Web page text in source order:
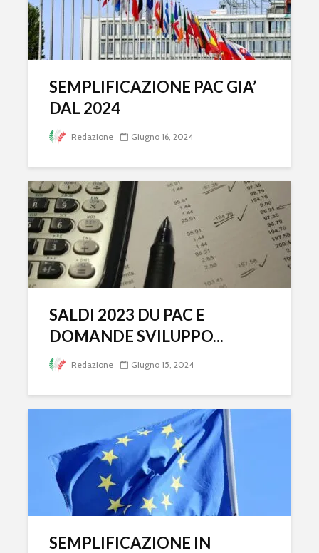
SEMPLIFICAZIONE PAC GIA’
DAL 2024
Redazione Giugno 16, 2024
SALDI 2023 DU PAC E
DOMANDE SVILUPPO...
Redazione Giugno 15, 2024
SEMPLIFICAZIONE IN